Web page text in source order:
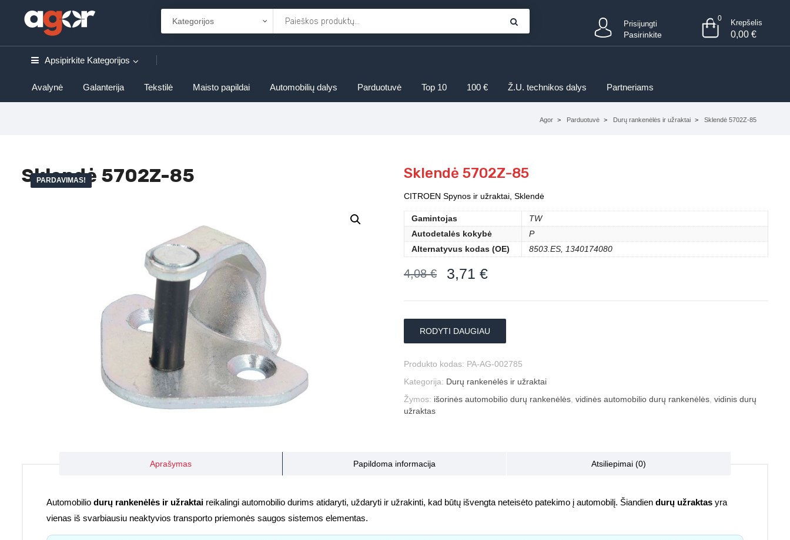
Prisijungti
Pasirinkite
0 Krepšelis
0,00 €
Apsipirkite Kategorijos
Avalynė Galanterija Tekstilė Maisto papildai Automobilių dalys Parduotuvė Top 10 100 € Ž.U. technikos dalys Partneriams
Agor Parduotuvė Durų rankenėlės ir užraktai Sklendė 5702Z-85
Sklendė 5702Z-85
PARDAVIMAS! Sklendė 5702Z-85
CITROEN Spynos ir užraktai, Sklendė
Gamintojas
TW
Autodetalės kokybė
P
Alternatyvus kodas (OE)
8503.ES, 1340174080
4,08€ 3,71 €
RODYTI DAUGIAU
Produkto kodas: PA-AG-002785
Kategorija: Durų rankenėlės ir užraktai
Žymos: išorinės automobilio durų rankenėlės vidinės automobilio durų rankenėlės vidinis durų
užraktas
Aprašymas Papildoma informacija Atsiliepimai (0)
Automobilio durų rankenėlės ir užraktai reikalingi automobilio durims atidaryti, uždaryti ir užrakinti, kad būtų išvengta neteisėto patekimo į automobilį. Šiandien durų užraktas yra
vienas iš svarbiausiu neaktyvios transporto priemonės saugos sistemos elementas.